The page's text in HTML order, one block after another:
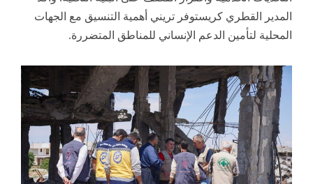
المدير القطري كريستوفر تريني أهمية التنسيق مع الجهات
المحلية لتأمين الدعم الإنساني للمناطق المتضررة.